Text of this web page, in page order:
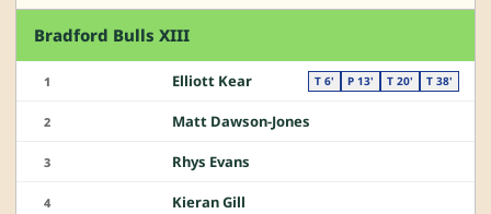
Bradford Bulls XIII
1 Elliott Kear T 6' P 13' T 20' T 38'
2 Matt Dawson-Jones
3 Rhys Evans
4 Kieran Gill